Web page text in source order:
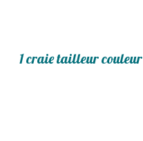
1 craie tailleur couleur